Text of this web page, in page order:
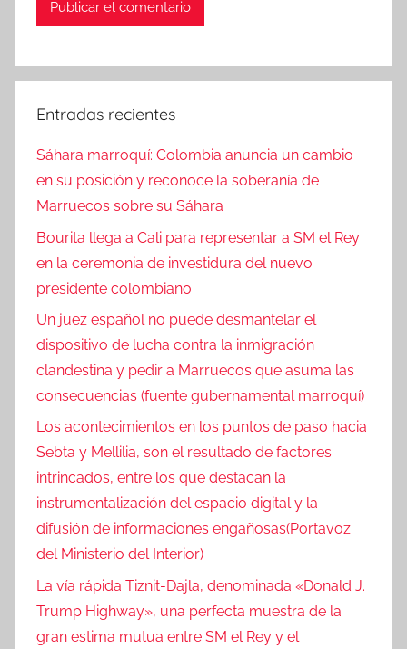
Entradas recientes
Sáhara marroquí: Colombia anuncia un cambio
en su posición y reconoce la soberanía de
Marruecos sobre su Sáhara
Bourita llega a Cali para representar a SM el Rey
en la ceremonia de investidura del nuevo
presidente colombiano
Un juez español no puede desmantelar el
dispositivo de lucha contra la inmigración
clandestina y pedir a Marruecos que asuma las
consecuencias (fuente gubernamental marroquí)
Los acontecimientos en los puntos de paso hacia
Sebta y Mellilia, son el resultado de factores
intrincados, entre los que destacan la
instrumentalización del espacio digital y la
difusión de informaciones engañosas(Portavoz
del Ministerio del Interior)
La vía rápida Tiznit-Dajla, denominada «Donald J.
Trump Highway», una perfecta muestra de la
gran estima mutua entre SM el Rey y el